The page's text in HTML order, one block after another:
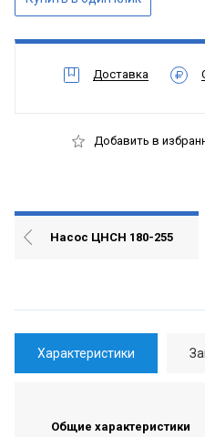
Доставка
Добавить в
Насос ЦНСН 180-255
Характеристики
Общие характеристики